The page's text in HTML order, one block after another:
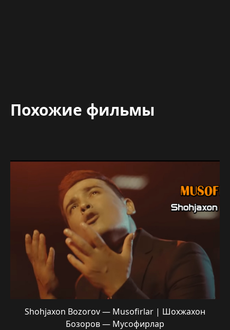
Похожие фильмы
Shohjaxon Bozorov — Musofirlar | Шохжахон
Бозоров — Мусофирлар